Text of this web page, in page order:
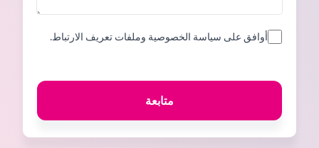
أوافق على سياسة الخصوصية وملفات تعريف الارتباط.
متابعة